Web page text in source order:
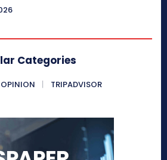
Categories
OPINION TRIPADVISOR